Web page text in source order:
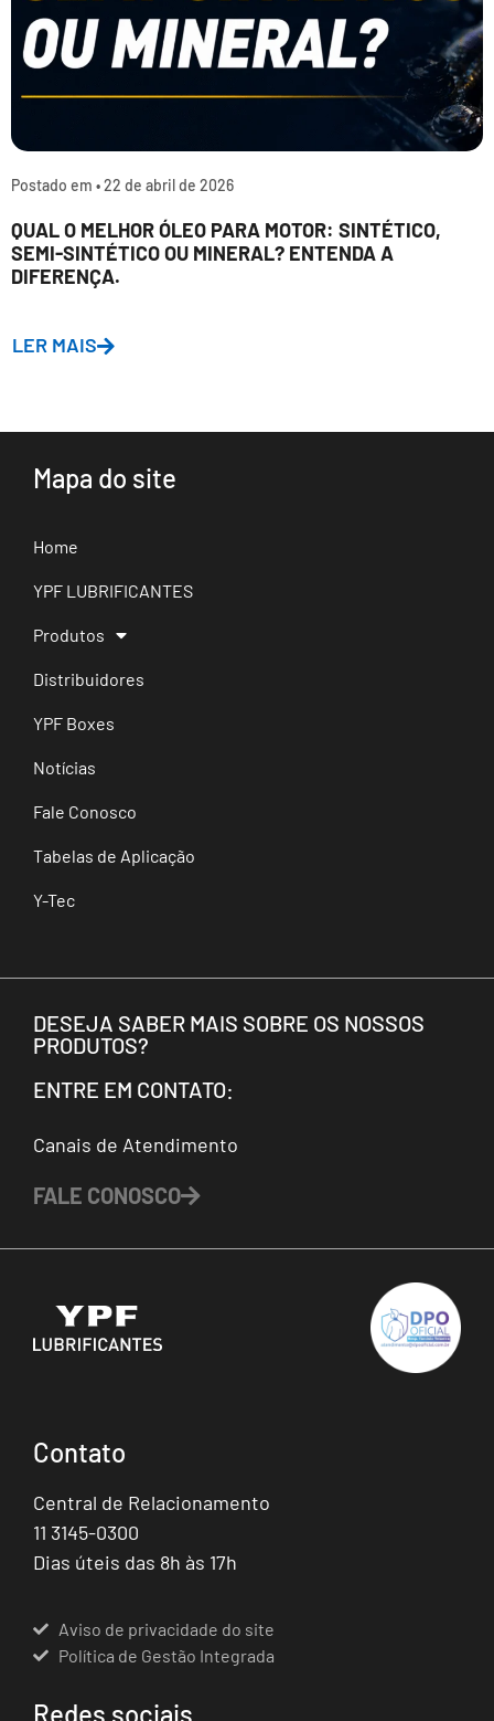
Postado em •22 de abril de 2026
QUAL O MELHOR ÓLEO PARA MOTOR: SINTÉTICO,
SEMI-SINTÉTICO OU MINERAL? ENTENDA A
DIFERENÇA.
LER MAIS
Mapa do site
Home
YPF LUBRIFICANTES
Produtos
Distribuidores
YPF Boxes
Notícias
Fale Conosco
Tabelas de Aplicação
Y-Tec
DESEJA SABER MAIS SOBRE OS NOSSOS
PRODUTOS?
ENTRE EM CONTATO:
Canais de Atendimento
FALE CONOSCO
Contato
Central de Relacionamento
11 3145-0300
Dias úteis das 8h às 17h
Aviso de privacidade do site
Política de Gestão Integrada
Redes sociais